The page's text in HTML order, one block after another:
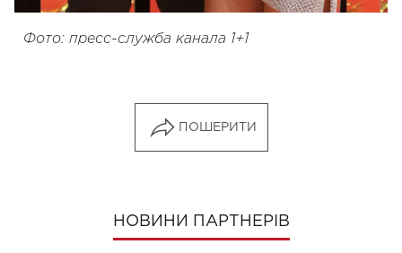
Фото: пресс-служба канала 1+1
ПОШЕРИТИ
НОВИНИ ПАРТНЕРІВ